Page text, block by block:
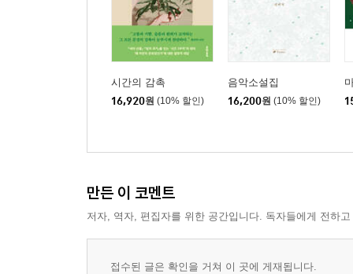
시간의 감촉
16,920원 (10% 할인)
음악소설집
16,200원 (10% 할인)
만든 이 코멘트
저자, 역자, 편집자를 위한 공간입니다. 독자들에게 전하
접수된 글은 확인을 거쳐 이 곳에 게재됩니다.